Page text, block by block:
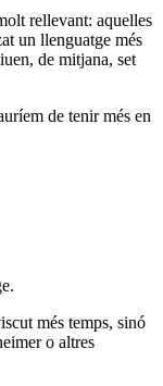
rellevant: aquelles
un llenguatge més
de mitjana, set
de tenir més en
més temps, sinó
o altres